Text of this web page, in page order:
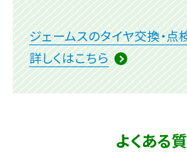
ジェームスのタイヤ交換・点
詳しくはこちら
よくある